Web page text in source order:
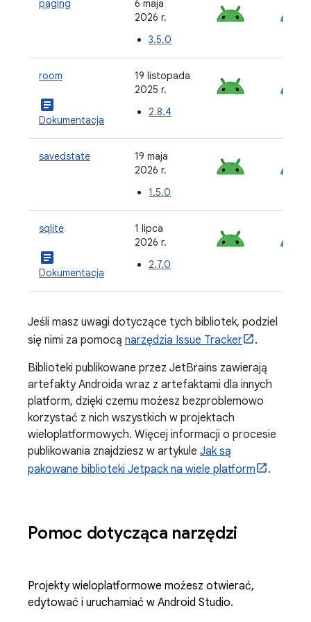
paging
6 maja
2026 r.
3.5.0
room
article
Dokumentacja
19 listopada
2025 r.
2.8.4
savedstate
19 maja
2026 r.
1.5.0
sqlite
article
Dokumentacja
1 lipca
2026 r.
2.7.0
Jeśli masz uwagi dotyczące tych bibliotek, podziel
się nimi za pomocą narzędzia Issue Tracker
.
Biblioteki publikowane przez JetBrains zawierają
artefakty Androida wraz z artefaktami dla innych
platform, dzięki czemu możesz bezproblemowo
korzystać z nich wszystkich w projektach
wieloplatformowych. Więcej informacji o procesie
publikowania znajdziesz w artykule Jak są
pakowane biblioteki Jetpack na wiele platform
.
Pomoc dotycząca narzędzi
Projekty wieloplatformowe możesz otwierać,
edytować i uruchamiać w Android Studio.